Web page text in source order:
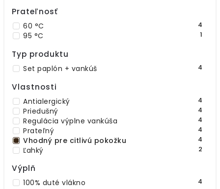
Prateľnosť
60 °C 4
95 °C 1
Typ produktu
Set paplón + vankúš 4
Vlastnosti
Antialergický 4
Priedušný 4
Regulácia výplne vankúša 4
Prateľný 4
Vhodný pre citlivú pokožku 4
Ľahký 2
Výplň
100% duté vlákno 4